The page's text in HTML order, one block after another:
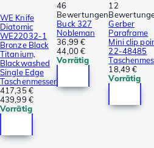
WE Knife
Diatomic
WE22032-1
Bronze Black
Titanium,
Blackwashed
Single Edge
Taschenmesser
417,35 €
439,99 €
Vorrätig
46
Bewertungen
Buck 327
Nobleman
36,99 €
44,00 €
Vorrätig
12
Gerber
Paraframe
Mini clip
22-48485
18,49 €
Vorrätig